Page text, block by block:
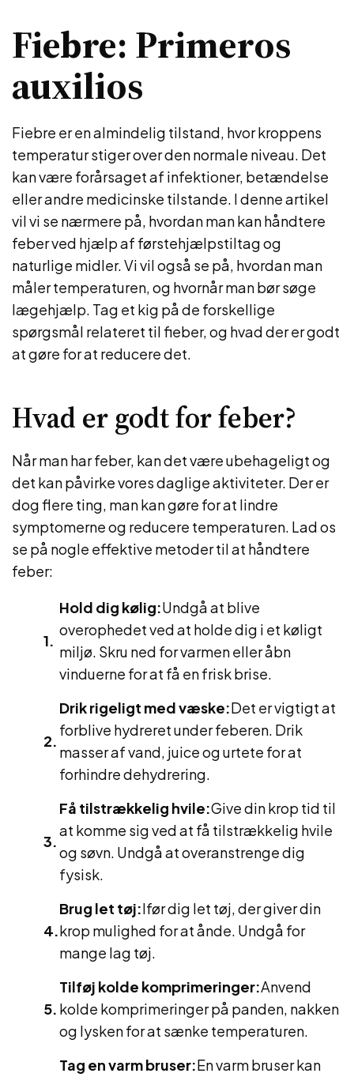
Fiebre: Primeros
auxilios
Fiebre er en almindelig tilstand, hvor kroppens
temperatur stiger over den normale niveau. Det
kan være forårsaget af infektioner, betændelse
eller andre medicinske tilstande. I denne artikel
vil vi se nærmere på, hvordan man kan håndtere
feber ved hjælp af førstehjælpstiltag og
naturlige midler. Vi vil også se på, hvordan man
måler temperaturen, og hvornår man bør søge
lægehjælp. Tag et kig på de forskellige
spørgsmål relateret til fieber, og hvad der er godt
at gøre for at reducere det.
Hvad er godt for feber?
Når man har feber, kan det være ubehageligt og
det kan påvirke vores daglige aktiviteter. Der er
dog flere ting, man kan gøre for at lindre
symptomerne og reducere temperaturen. Lad os
se på nogle effektive metoder til at håndtere
feber:
Hold dig kølig:Undgå at blive
overophedet ved at holde dig i et køligt
miljø. Skru ned for varmen eller åbn
vinduerne for at få en frisk brise.
Drik rigeligt med væske:Det er vigtigt at
forblive hydreret under feberen. Drik
masser af vand, juice og urtete for at
forhindre dehydrering.
Få tilstrækkelig hvile:Give din krop tid til
at komme sig ved at få tilstrækkelig hvile
og søvn. Undgå at overanstrenge dig
fysisk.
Brug let tøj:Ifør dig let tøj, der giver din
krop mulighed for at ånde. Undgå for
mange lag tøj.
Tilføj kolde komprimeringer:Anvend
kolde komprimeringer på panden, nakken
og lysken for at sænke temperaturen.
Tag en varm bruser:En varm bruser kan